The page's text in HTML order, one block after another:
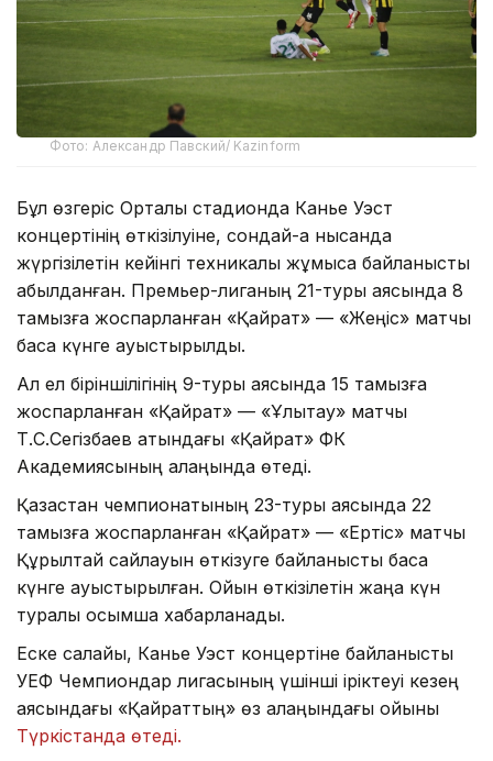
Фото: Александр Павский/ Kazinform
Бұл өзгеріс Орталық стадионда Канье Уэст
концертінің өткізілуіне, сондай-ақ нысанда
жүргізілетін кейінгі техникалық жұмысқа байланысты
қабылданған. Премьер-лиганың 21-туры аясында 8
тамызға жоспарланған «Қайрат» — «Жеңіс» матчы
басқа күнге ауыстырылды.
Ал ел біріншілігінің 9-туры аясында 15 тамызға
жоспарланған «Қайрат» — «Ұлытау» матчы
Т.С.Сегізбаев атындағы «Қайрат» ФК
Академиясының алаңында өтеді.
Қазақстан чемпионатының 23-туры аясында 22
тамызға жоспарланған «Қайрат» — «Ертіс» матчы
Құрылтай сайлауын өткізуге байланысты басқа
күнге ауыстырылған. Ойын өткізілетін жаңа күн
туралы қосымша хабарланады.
Еске салайық, Канье Уэст концертіне байланысты
УЕФ Чемпиондар лигасының үшінші іріктеуі кезең
аясындағы «Қайраттың» өз алаңындағы ойыны
Түркістанда өтеді.